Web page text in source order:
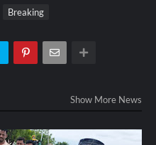
Breaking
Show More News